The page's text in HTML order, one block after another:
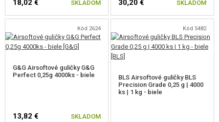
18,02 € SKLADOM 30,20 € SKLADOM
Kód 2624
G&G Airsoftové guličky G&G
Perfect 0,25g 4000ks - biele
13,82 € SKLADOM
Kód 5482
BLS Airsoftové guličky BLS
Precision Grade 0,25 g | 4000
ks | 1 kg - biele